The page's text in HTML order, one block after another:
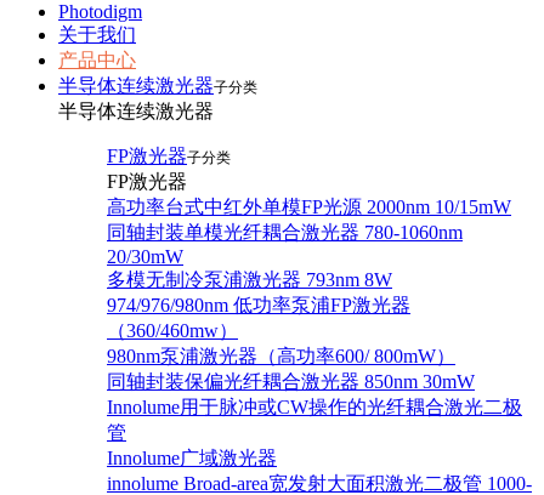
Photodigm
关于我们
产品中心
半导体连续激光器子分类
半导体连续激光器
FP激光器子分类
FP激光器
高功率台式中红外单模FP光源 2000nm 10/15mW
同轴封装单模光纤耦合激光器 780-1060nm
20/30mW
多模无制冷泵浦激光器 793nm 8W
974/976/980nm 低功率泵浦FP激光器
（360/460mw）
980nm泵浦激光器（高功率600/ 800mW）
同轴封装保偏光纤耦合激光器 850nm 30mW
Innolume用于脉冲或CW操作的光纤耦合激光二极
管
Innolume广域激光器
innolume Broad-area宽发射大面积激光二极管 1000-